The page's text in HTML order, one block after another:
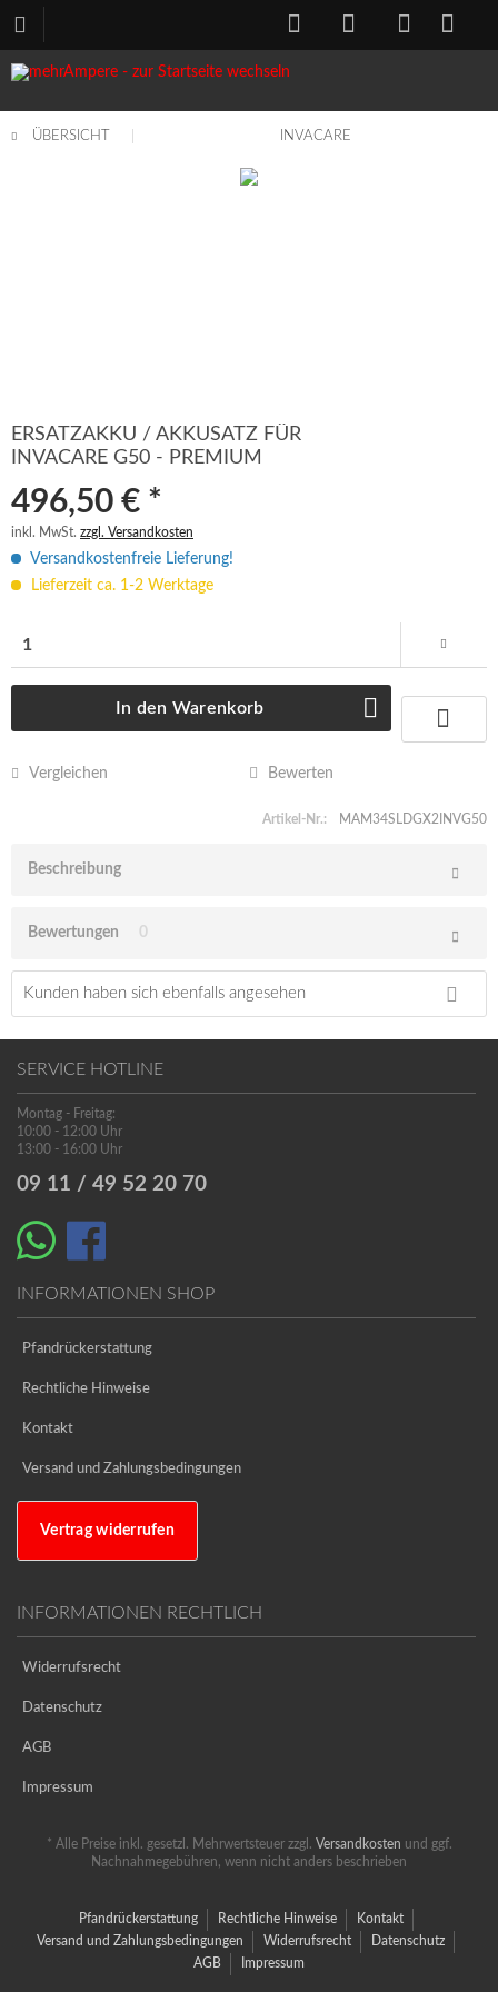
ÜBERSICHT INVACARE
ERSATZAKKU / AKKUSATZ FÜR
INVACARE G50 - PREMIUM
496,50 € *
inkl. MwSt. zzgl. Versandkosten
Versandkostenfreie Lieferung!
Lieferzeit ca. 1-2 Werktage
In den Warenkorb
Vergleichen Bewerten
Artikel-Nr.: MAM34SLDGX2INVG50
Beschreibung
Bewertungen 0
Kunden haben sich ebenfalls angesehen
SERVICE HOTLINE
Montag - Freitag:
10:00 - 12:00 Uhr
13:00 - 16:00 Uhr
09 11 / 49 52 20 70
INFORMATIONEN SHOP
Pfandrückerstattung
Rechtliche Hinweise
Kontakt
Versand und Zahlungsbedingungen
Vertrag widerrufen
INFORMATIONEN RECHTLICH
Widerrufsrecht
Datenschutz
AGB
Impressum
* Alle Preise inkl. gesetzl. Mehrwertsteuer zzgl. Versandkosten und ggf.
Nachnahmegebühren, wenn nicht anders beschrieben
Pfandrückerstattung Rechtliche Hinweise
Kontakt
Versand und Zahlungsbedingungen
Widerrufsrecht
Datenschutz
AGB
Impressum